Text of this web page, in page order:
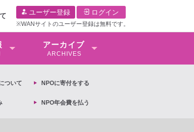
ユーザー登録 ログイン
※WANサイトのユーザー登録は無料です。
アーカイブ
ARCHIVES
ついて NPOに寄付をする
NPO年会費を払う
議文 ◆女性差別撤廃条約実現アクション 亀永能布子